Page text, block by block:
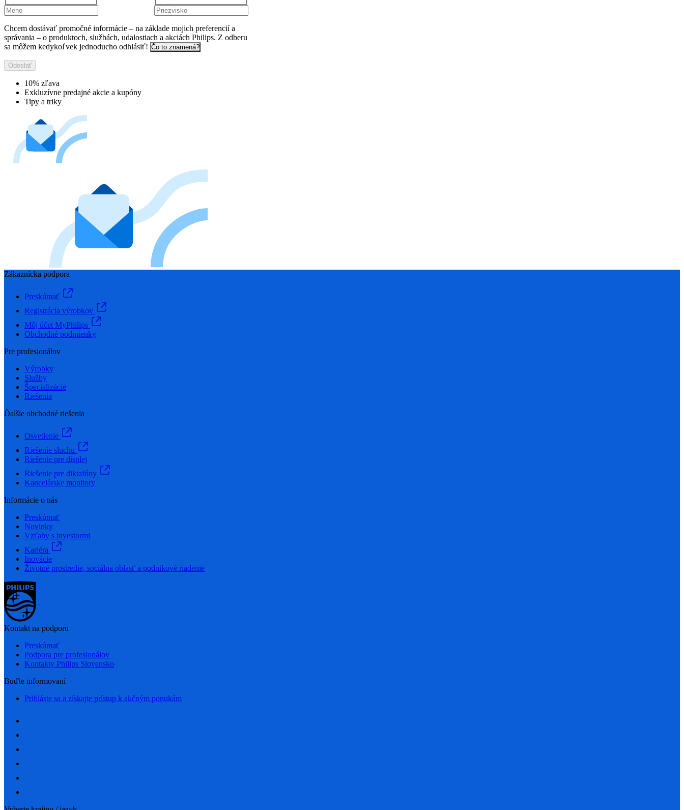
Chcem dostávať promočné informácie – na základe mojich preferencií a
správania – o produktoch, službách, udalostiach a akciách Philips. Z odberu
sa môžem kedykoľvek jednoducho odhlásiť! Čo to znamená?
Odoslať
10% zľava
Exkluzívne predajné akcie a kupóny
Tipy a triky
Zákaznícka podpora
Preskúmať
Registrácia výrobkov
Môj účet MyPhilips
Obchodné podmienky
Pre profesionálov
Výrobky
Služby
Špecializácie
Riešenia
Ďalšie obchodné riešenia
Osvetlenie
Riešenie sluchu
Riešenie pre displej
Riešenie pre diktafóny
Kancelárske monitory
Informácie o nás
Preskúmať
Novinky
Vzťahy s investormi
Kariéra
Inovácie
Životné prostredie, sociálna oblasť a podnikové riadenie
Kontakt na podporu
Preskúmať
Podpora pre profesionálov
Kontakty Philips Slovensko
Buďte informovaní
Prihláste sa a získajte prístup k akčným ponukám